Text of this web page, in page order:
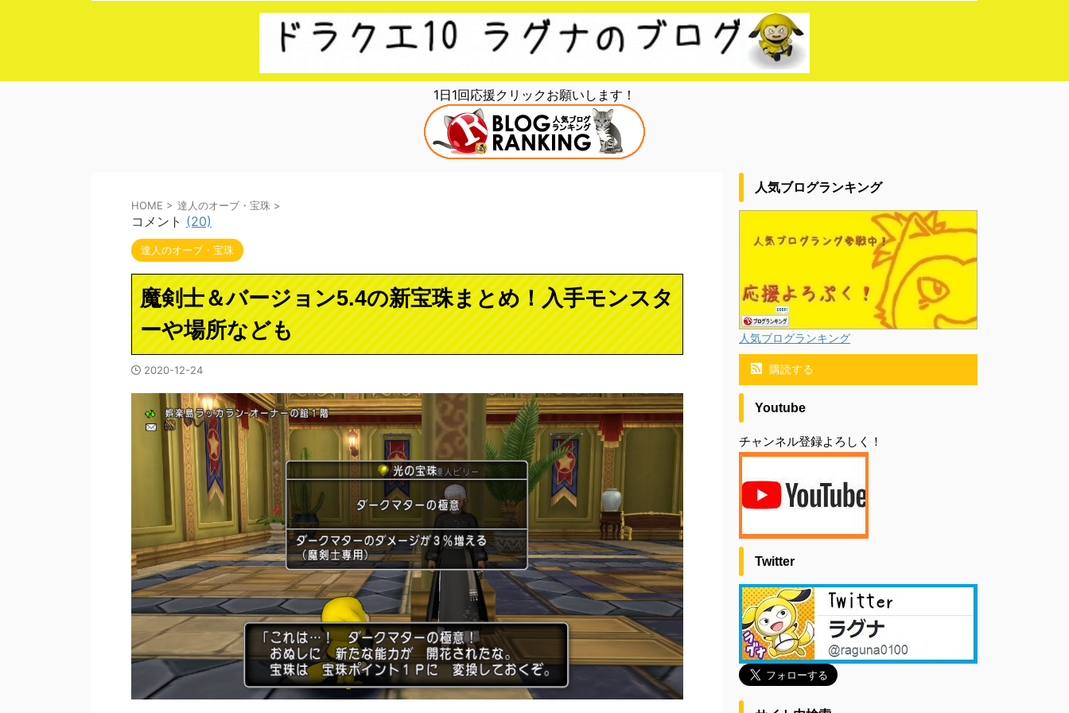
1日1回応援クリックお願いします！
HOME > 達人のオーブ・宝珠 >
コメント (20)
達人のオーブ・宝珠
魔剣士＆バージョン5.4の新宝珠まとめ！入手モンスタ
ーや場所なども
2020-12-24
人気ブログランキング
人気ブログランキング
購読する
Youtube
チャンネル登録よろしく！
Twitter